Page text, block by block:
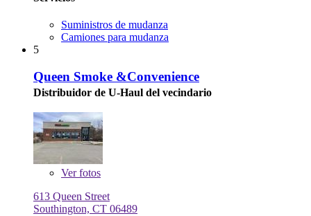
Suministros de mudanza
Camiones para mudanza
5
Queen Smoke &Convenience
Distribuidor de U-Haul del vecindario
Verfotos
613 Queen Street
Southington, CT 06489